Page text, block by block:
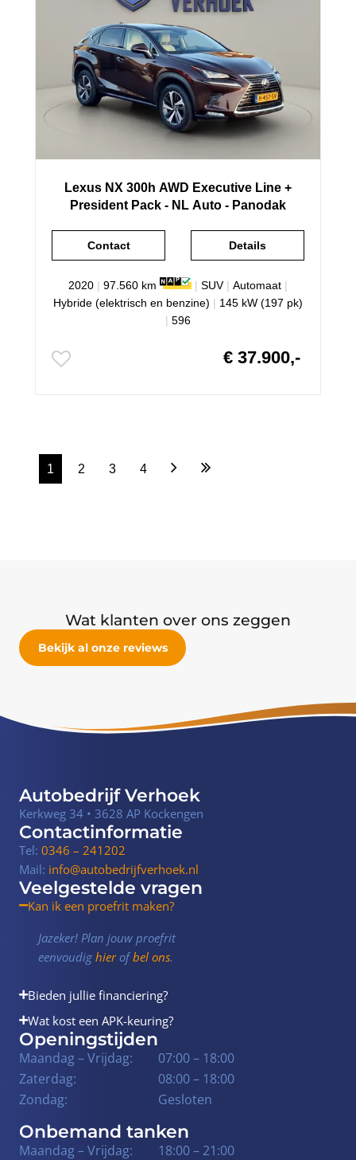
Wat klanten over ons zeggen
Bekijk al onze reviews
Veelgestelde vragen
Kan ik een proefrit maken?
Jazeker! Plan jouw proefrit
eenvoudig hierofbel ons.
Bieden jullie financiering?
Wat kost een APK-keuring?
Autobedrijf Verhoek
Kerkweg 34 • 3628 AP Kockengen
Contactinformatie
Tel: 0346 – 241202
Mail: info@autobedrijfverhoek.nl
Openingstijden
Maandag – Vrijdag:
07:00 – 18:00
Zaterdag:
08:00 – 18:00
Zondag:
Gesloten
Onbemand tanken
Maandag – Vrijdag: 18:00 – 21:00